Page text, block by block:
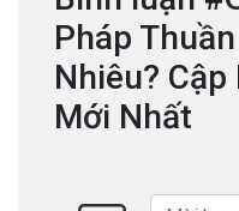
Pháp
Nhiêu?
Mới Nhất